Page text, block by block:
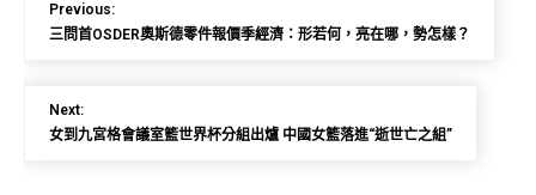
Previous:
三問首OSDER奧斯德零件報價季經濟：形若何，亮在哪，勢怎樣？
Next:
女到九宮格會議室籃世界杯分組出爐 中國女籃落進“逝世亡之組”